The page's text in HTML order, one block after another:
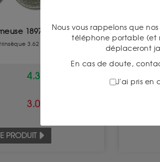
1897 - 1920
3.62 €
4.30 €
3.00 €
PRODUIT
Nous vous rappelons que
téléphone portable (et
déplaceront
En cas de doute,
J'ai pris en